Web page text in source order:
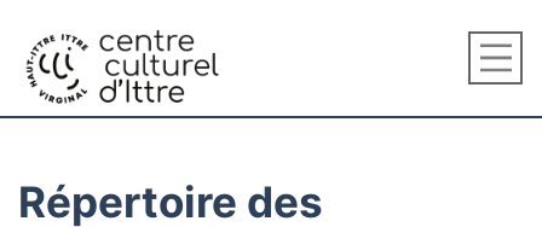
Répertoire des